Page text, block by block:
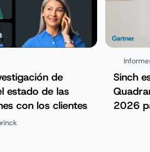
de
estado de las
con los clientes
Sinch
2026